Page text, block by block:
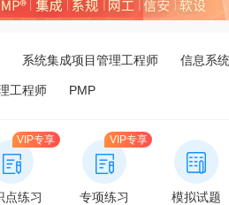
系统集成项目管理工程师 信息系
工程师 PMP
VIP专享
点练习
VIP专享
专项练习 模拟试题